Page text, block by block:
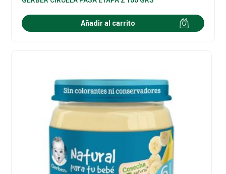
Añadir al carrito